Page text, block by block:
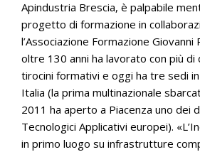
Apindustria Brescia, è palpabile
progetto di formazione in
l’Associazione Formazione Giovanni
oltre 130 anni ha lavorato con più di
tirocini formativi e oggi ha tre sedi
Italia (la prima multinazionale
2011 ha aperto a Piacenza uno dei
Tecnologici Applicativi europei).
in primo luogo su infrastrutture